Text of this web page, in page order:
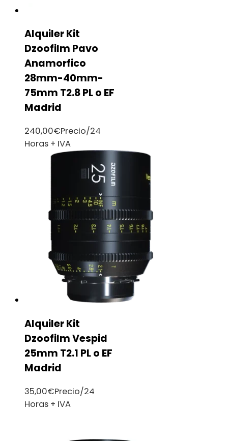
Alquiler Kit
Dzoofilm Pavo
Anamorfico
28mm-40mm-
75mm T2.8 PL o EF
Madrid
240,00€Precio/24
Horas + IVA
Alquiler Kit
Dzoofilm Vespid
25mm T2.1 PL o EF
Madrid
35,00€Precio/24
Horas + IVA